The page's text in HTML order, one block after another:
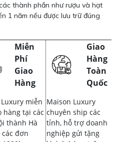
thành phần như rượu và hạt
1 năm nếu được lưu trữ đúng
Miễn
Phí
Giao
Hàng
miễn
hàng tại các
thành Hà
các đơn
Giao
Hàng
Toàn
Quốc
Maison Luxury
chuyên ship các
tỉnh, hỗ trợ doanh
nghiệp gửi tặng